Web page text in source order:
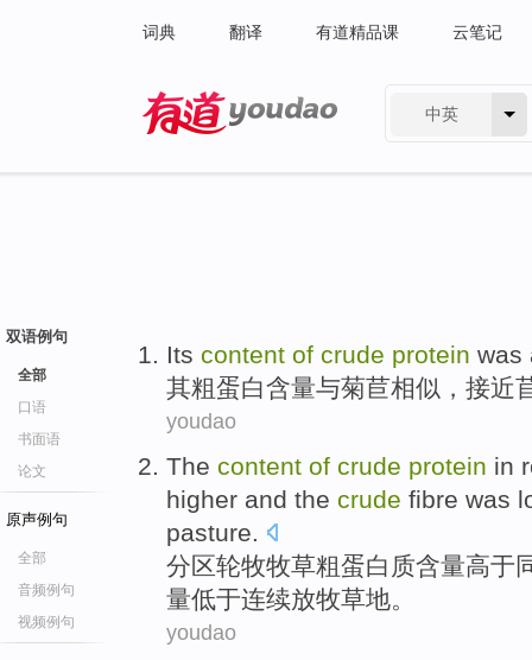
词典 翻译 有道精品课 云笔记
中英
双语例句
全部
口语
书面语
论文
原声例句
全部
音频例句
视频例句
Its content of crude protein was
其粗蛋白含量与菊苣相似 ，接近
youdao
The content of crude protein in
higher and the crude fibre was
pasture.
分区轮牧牧草粗蛋白质含量高于
量低于连续放牧草地。
youdao